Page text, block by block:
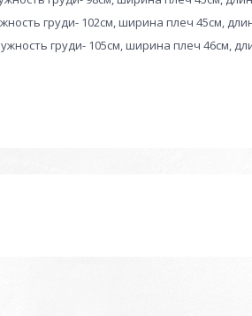
груди- 102см, ширина плеч 45см,
груди- 105см, ширина плеч 46см,